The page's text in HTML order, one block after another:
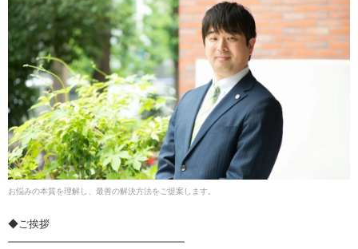
お悩みの本質を理解し、最善の解決方法をご提案します。
◆ご挨拶
━━━━━━━━━━━━━━━━━